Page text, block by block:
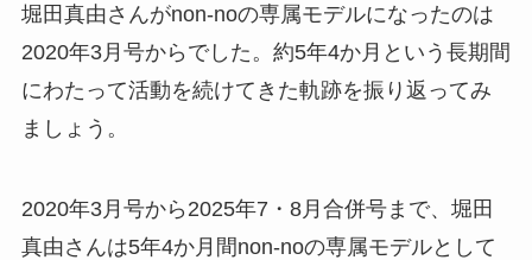
堀田真由さんがnon-noの専属モデルになったのは
2020年3月号からでした。約5年4か月という長期間
にわたって活動を続けてきた軌跡を振り返ってみ
ましょう。
2020年3月号から2025年7・8月合併号まで、堀田
真由さんは5年4か月間non-noの専属モデルとして